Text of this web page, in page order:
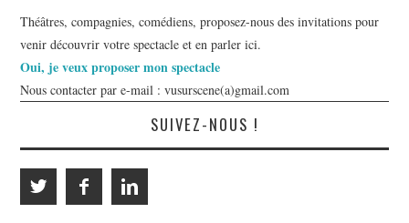
Théâtres, compagnies, comédiens, proposez-nous des invitations pour
venir découvrir votre spectacle et en parler ici.
Oui, je veux proposer mon spectacle
Nous contacter par e-mail : vusurscene(a)gmail.com
SUIVEZ-NOUS !